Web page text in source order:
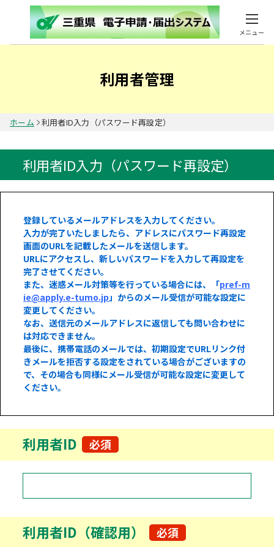
メニュー
利用者管理
ホーム 利用者ID入力（パスワード再設定）
利用者ID入力（パスワード再設定）
登録しているメールアドレスを入力してください。
入力が完了いたしましたら、アドレスにパスワード再設定
画面のURLを記載したメールを送信します。
URLにアクセスし、新しいパスワードを入力して再設定を
完了させてください。
また、迷惑メール対策等を行っている場合には、「pref-m
ie@apply.e-tumo.jp」からのメール受信が可能な設定に
変更してください。
なお、送信元のメールアドレスに返信しても問い合わせに
は対応できません。
最後に、携帯電話のメールでは、初期設定でURLリンク付
きメールを拒否する設定をされている場合がございますの
で、その場合も同様にメール受信が可能な設定に変更して
ください。
利用者ID 必須
利用者ID（確認用） 必須